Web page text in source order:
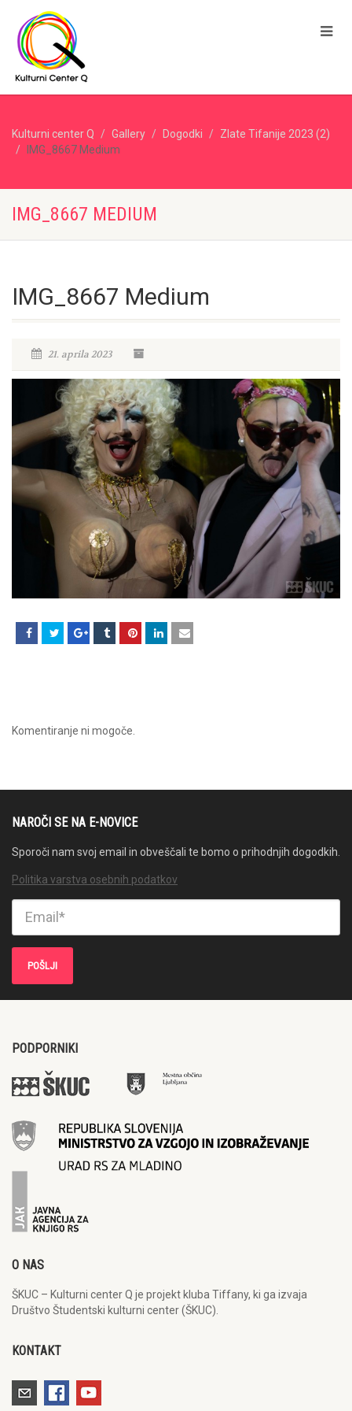
Kulturni center Q Gallery Dogodki
Zlate Tifanije 2023 (2)
IMG_8667 Medium
IMG_8667 MEDIUM
IMG_8667 Medium
21. aprila 2023
Komentiranje ni mogoče.
NAROČI SE NA E-NOVICE
Sporoči nam svoj email in obveščali te bomo o prihodnjih dogodkih.
Politika varstva osebnih podatkov
PODPORNIKI
O NAS
ŠKUC – Kulturni center Q je projekt kluba Tiffany, ki ga izvaja
Društvo Študentski kulturni center (ŠKUC).
KONTAKT